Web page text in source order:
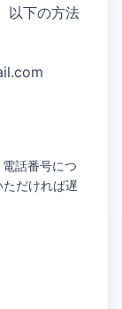
以下の方法
話番号につ
だければ遅